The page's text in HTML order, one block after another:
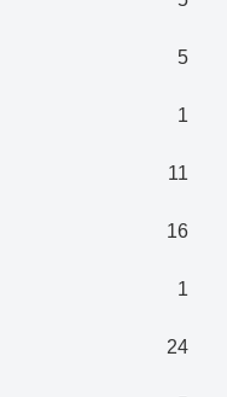
5
1
11
16
1
24